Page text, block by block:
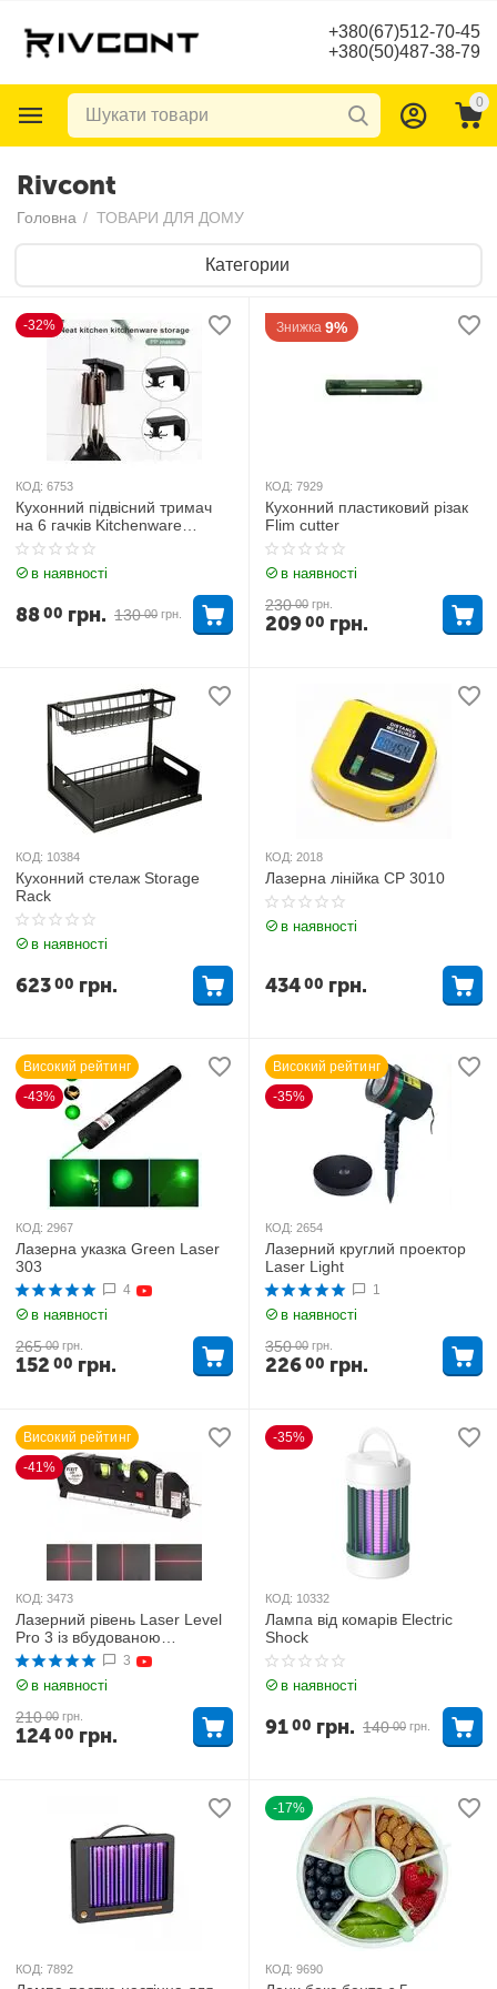
+380(67)512-70-45
+380(50)487-38-79
0
Rivcont
Головна / ТОВАРИ ДЛЯ ДОМУ
Категории
-32%
КОД: 6753
Кухонний підвісний тримач
на 6 гачків Kitchenware
Collecting
в наявності
130 00 грн.
8800 грн.
Знижка 9%
КОД: 7929
Кухонний пластиковий різак
Flim cutter
в наявності
230 00 грн.
20900 грн.
КОД: 10384
Кухонний стелаж Storage
Rack
в наявності
62300 грн.
КОД: 2018
Лазерна лінійка CP 3010
в наявності
43400 грн.
Високий рейтинг
-43%
КОД: 2967
Лазерна указка Green Laser
303
4
в наявності
265 00 грн.
152 00 грн.
Високий рейтинг
-35%
КОД: 2654
Лазерний круглий проектор
Laser Light
1
в наявності
350 00 грн.
22600 грн.
Високий рейтинг
-41%
КОД: 3473
Лазерний рівень Laser Level
Pro 3 із вбудованою
рулеткою
3
в наявності
210 00 грн.
12400 грн.
-35%
КОД: 10332
Лампа від комарів Electric
Shock
в наявності
140 00 грн.
9100 грн.
КОД: 7892
-17%
КОД: 9690